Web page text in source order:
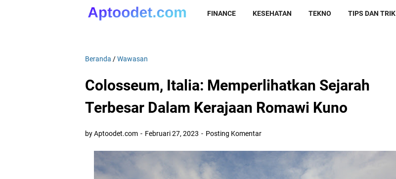
FINANCE KESEHATAN TEKNO TIPS DAN TRIK
Beranda /Wawasan
Colosseum, Italia: Memperlihatkan Sejarah
Terbesar Dalam Kerajaan Romawi Kuno
by Aptoodet.com Februari 27, 2023 Posting Komentar